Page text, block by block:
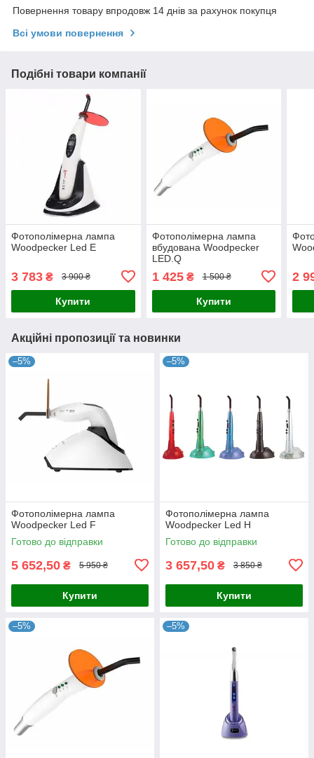
Повернення товару впродовж 14 днів за рахунок покупця
Всі умови повернення
Подібні товари компанії
Фотополімерна лампа
Woodpecker Led E
3 783 ₴ 3 900 ₴
Купити
Фотополімерна лампа
вбудована Woodpecker
LED.Q
1 425₴ 1 500 ₴
Купити
2
Акційні пропозиції та новинки
–5%
Фотополімерна лампа
Woodpecker Led F
Готово до відправки
5 652,50 ₴ 5 950 ₴
Купити
–5%
Фотополімерна лампа
Woodpecker Led H
Готово до відправки
3 657,50 ₴ 3 850 ₴
Купити
–5% –5%